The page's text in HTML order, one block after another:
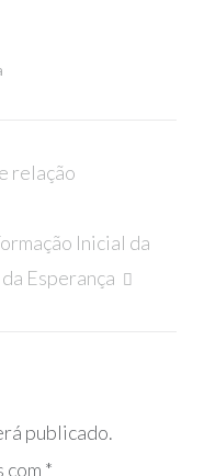
relação
Inicial da
Esperança
publicado.
com *